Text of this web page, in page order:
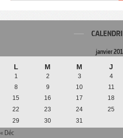
janvier
L M M J
1 2 3 4
8
9 10 11
15
16 17 18
22
23 24 25
29
30 31
« Déc